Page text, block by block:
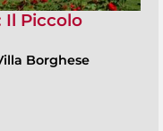
Il Piccolo
Borghese